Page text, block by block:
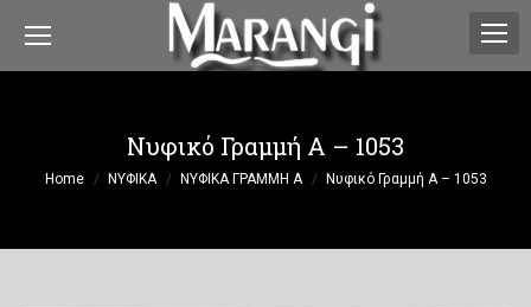
Νυφικό Γραμμή A – 1053
You are here:
Home ΝΥΦΙΚΑ ΝΥΦΙΚΑ ΓΡΑΜΜΗ Α Νυφικό Γραμμή A – 1053